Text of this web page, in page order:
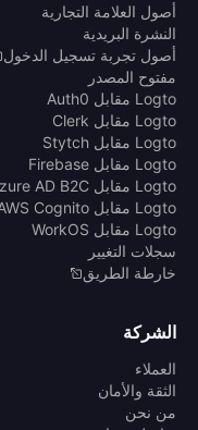
أصول العلامة التجارية
النشرة البريدية
أصول تجربة تسجيل الدخول
مفتوح المصدر
Logto مقابل Auth0
Logto مقابل Clerk
Logto مقابل Stytch
Logto مقابل Firebase
Logto مقابل Azure AD B2C
Logto مقابل AWS Cognito
Logto مقابل WorkOS
سجلات التغيير
خارطة الطريق
الشركة
العملاء
الثقة والأمان
من نحن